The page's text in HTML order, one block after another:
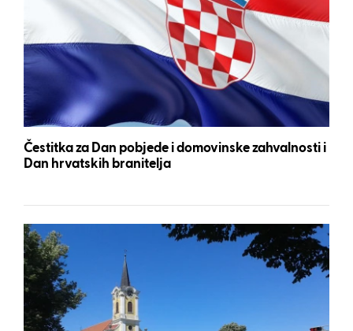
Čestitka za Dan pobjede i domovinske zahvalnosti i
Dan hrvatskih branitelja